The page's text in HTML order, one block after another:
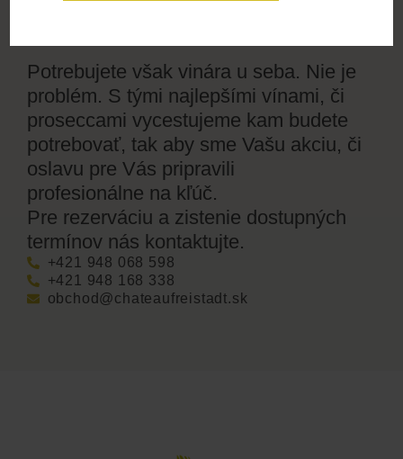
Potrebujete však vinára u seba. Nie je
problém. S tými najlepšími vínami, či
proseccami vycestujeme kam budete
potrebovať, tak aby sme Vašu akciu, či
oslavu pre Vás pripravili
profesionálne na kľúč.
Pre rezerváciu a zistenie dostupných
termínov nás kontaktujte.
+421 948 068 598
+421 948 168 338
obchod@chateaufreistadt.sk